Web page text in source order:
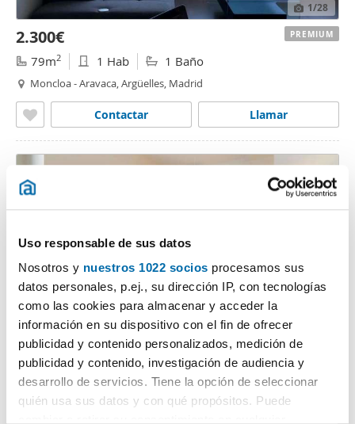
Uso responsable de sus datos
Nosotros y nuestros 1022 socios procesamos sus
datos personales, p.ej., su dirección IP, con tecnologías
como las cookies para almacenar y acceder la
información en su dispositivo con el fin de ofrecer
publicidad y contenido personalizados, medición de
publicidad y contenido, investigación de audiencia y
desarrollo de servicios. Tiene la opción de seleccionar
quién usa sus datos y con qué propósitos. Puede
1/28
2.300€
79m2 1 Hab 1 Baño
Moncloa - Aravaca, Argüelles, Madrid
Llamar
Contactar
PREMIUM
2.400€
2 1 Baño
Retiro, Pacífico, Madrid
PREMIUM